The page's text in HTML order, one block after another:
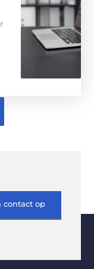
contact op